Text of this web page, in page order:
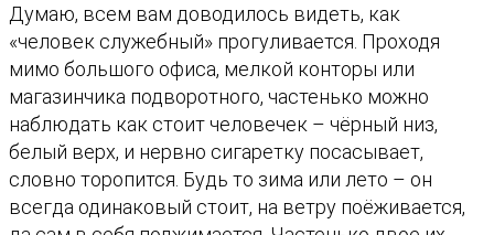
о
т
о
в
а
р
а
С
Думаю, всем вам доводилось видеть, как
«человек служебный» прогуливается. Проходя
мимо большого офиса, мелкой конторы или
магазинчика подворотного, частенько можно
наблюдать как стоит человечек – чёрный низ,
белый верх, и нервно сигаретку посасывает,
словно торопится. Будь то зима или лето – он
всегда одинаковый стоит, на ветру поёживается,